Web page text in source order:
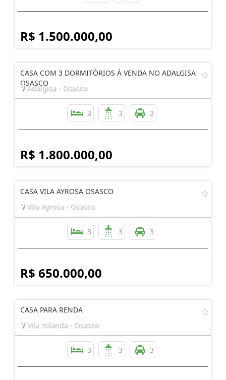
R$ 1.500.000,00
CASA COM 3 DORMITÓRIOS À VENDA NO ADALGISA
OSASCO
Adalgisa - Osasco
3 3 3
R$ 1.800.000,00
CASA VILA AYROSA OSASCO
Vila Ayrosa - Osasco
3 3 3
R$ 650.000,00
CASA PARA RENDA
Vila Yolanda - Osasco
3 3 3